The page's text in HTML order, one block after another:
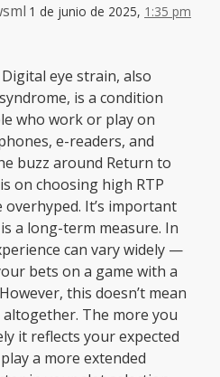
1 de junio de 2025, 1:35 pm
eye strain, also
is a condition
who work or play on
e-readers, and
buzz around Return to
on choosing high RTP
It’s important
a long-term measure. In
can vary widely —
bets on a game with a
this doesn’t mean
The more you
it reflects your expected
a more extended